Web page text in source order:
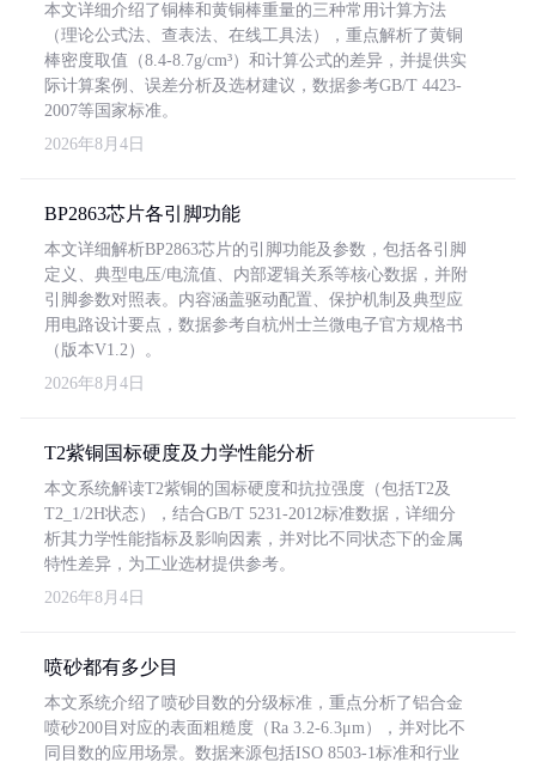
本文详细介绍了铜棒和黄铜棒重量的三种常用计算方法
（理论公式法、查表法、在线工具法），重点解析了黄铜
棒密度取值（8.4-8.7g/cm³）和计算公式的差异，并提供实
际计算案例、误差分析及选材建议，数据参考GB/T 4423-
2007等国家标准。
2026年8月4日
BP2863芯片各引脚功能
本文详细解析BP2863芯片的引脚功能及参数，包括各引脚
定义、典型电压/电流值、内部逻辑关系等核心数据，并附
引脚参数对照表。内容涵盖驱动配置、保护机制及典型应
用电路设计要点，数据参考自杭州士兰微电子官方规格书
（版本V1.2）。
2026年8月4日
T2紫铜国标硬度及力学性能分析
本文系统解读T2紫铜的国标硬度和抗拉强度（包括T2及
T2_1/2H状态），结合GB/T 5231-2012标准数据，详细分
析其力学性能指标及影响因素，并对比不同状态下的金属
特性差异，为工业选材提供参考。
2026年8月4日
喷砂都有多少目
本文系统介绍了喷砂目数的分级标准，重点分析了铝合金
喷砂200目对应的表面粗糙度（Ra 3.2-6.3μm），并对比不
同目数的应用场景。数据来源包括ISO 8503-1标准和行业